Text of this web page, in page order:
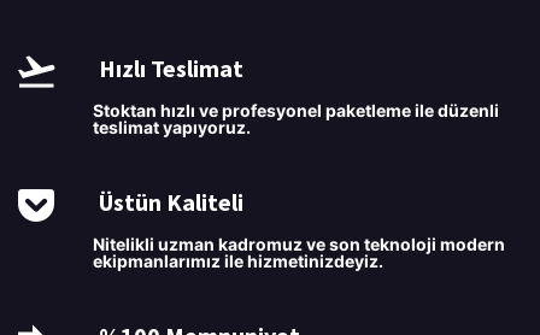
Hızlı Teslimat
Stoktan hızlı ve profesyonel paketleme ile düzenli
teslimat yapıyoruz.
Üstün Kaliteli
Nitelikli uzman kadromuz ve son teknoloji modern
ekipmanlarımız ile hizmetinizdeyiz.